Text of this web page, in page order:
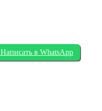
Написать в WhatsApp